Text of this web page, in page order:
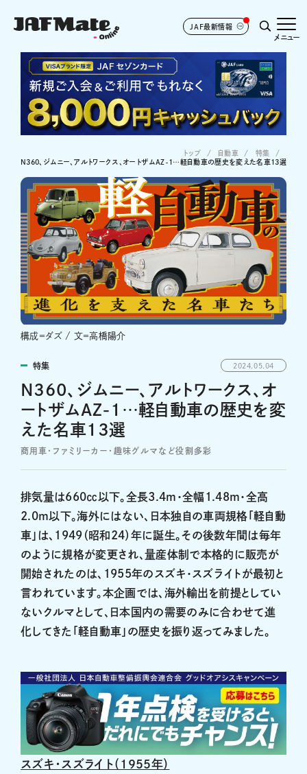
JAF最新情報
メニュー
トップ 自動車
特集
N360、ジムニー、アルトワークス、オートザムAZ-1…軽自動車の歴史を変えた名車13選
構成＝ダズ / 文＝高橋陽介
特集 2024.05.04
N360、ジムニー、アルトワークス、オ
ートザムAZ-1…軽自動車の歴史を変
えた名車13選
商用車・ファミリーカー・趣味グルマなど役割多彩
排気量は660㏄以下。全長3.4m・全幅1.48m・全高
2.0m以下。海外にはない、日本独自の車両規格「軽自動
車」は、1949（昭和24）年に誕生。その後数年間は毎年
のように規格が変更され、量産体制で本格的に販売が
開始されたのは、1955年のスズキ・スズライトが最初と
言われています。本企画では、海外輸出を前提としてい
ないクルマとして、日本国内の需要のみに合わせて進
化してきた「軽自動車」の歴史を振り返ってみました。
スズキ・スズライト（1955年）